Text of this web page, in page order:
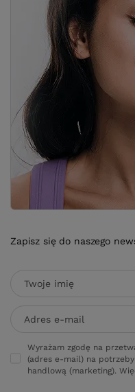
Zapisz się do naszego
Twoje imię
Adres e-mail
Wyrażam zgodę na
(adres e-mail) na
handlową (marketing).